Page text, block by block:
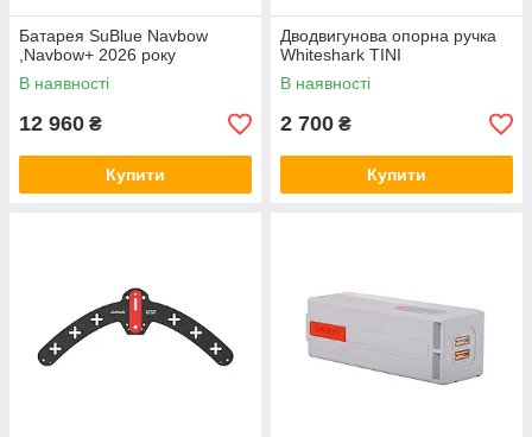
Батарея SuBlue Navbow
,Navbow+ 2026 року
В наявності
12 960 ₴
Купити
Дводвигунова опорна ручка
Whiteshark TINI
В наявності
2 700 ₴
Купити